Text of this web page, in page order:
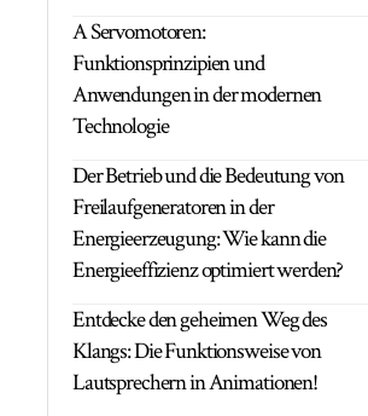
A Servomotoren:
Funktionsprinzipien und
Anwendungen in der modernen
Technologie
Der Betrieb und die Bedeutung von
Freilaufgeneratoren in der
Energieerzeugung: Wie kann die
Energieeffizienz optimiert werden?
Entdecke den geheimen Weg des
Klangs: Die Funktionsweise von
Lautsprechern in Animationen!